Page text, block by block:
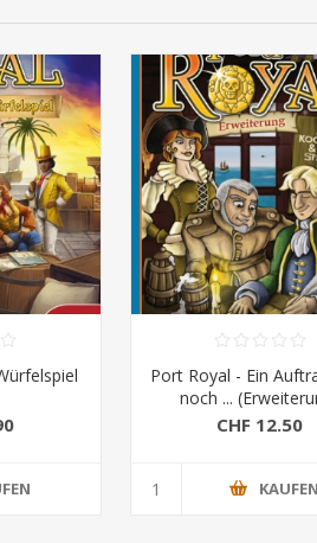
Port Royal - Ein
noch ...
CHF 12.50
KAUFEN